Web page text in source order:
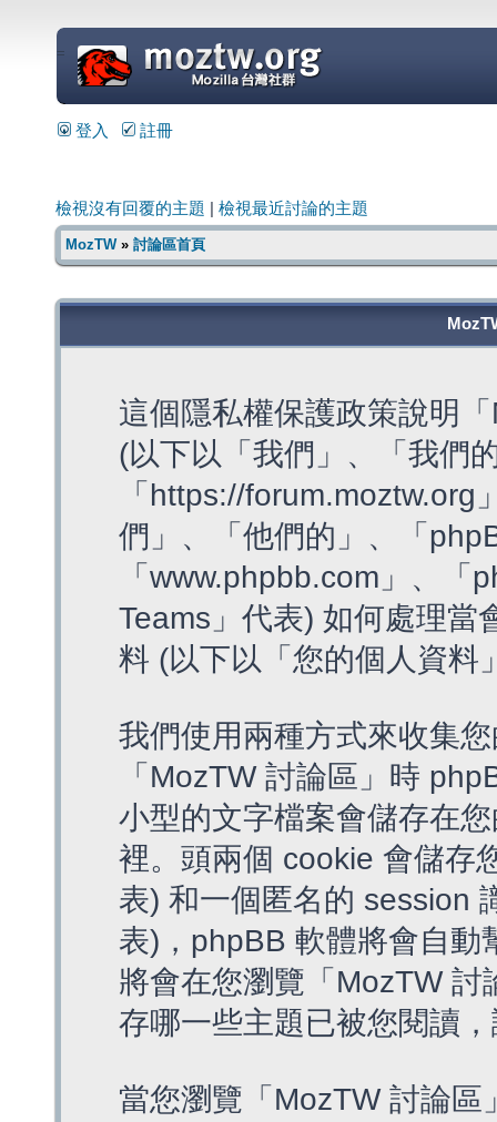
=
登入 註冊
檢視沒有回覆的主題 檢視最近討論的主題
MozTW» 討論區首頁
這個隱私權保護政策說明
(以下以「我們」、「我們
「https://
們」、「他們的」、「
「www.phpbb.com」、
Teams」代表) 如何處理當
料 (以下以「您的個人資料
我們使用兩種方式來收集
「MozTW 討論區」時
小型的文字檔案會儲存在
裡。頭兩個 cookie 會儲存
表) 和一個匿名的 session
表)，phpBB 軟體將會自動
將會在您瀏覽「MozTW
存哪一些主題已被您閱讀
當您瀏覽「MozTW 討論